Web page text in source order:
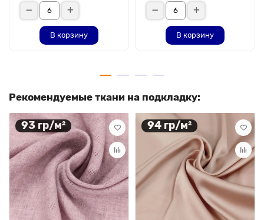
В корзину В корзину
Рекомендуемые ткани на подкладку:
93 гр/м² 94 гр/м²